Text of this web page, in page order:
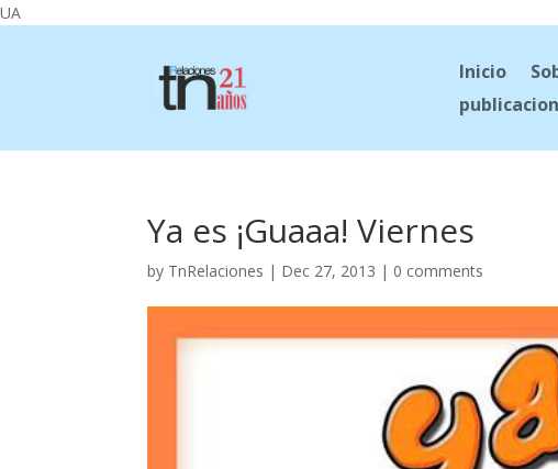
UA
Inicio
Ya es ¡Guaaa! Viernes
by TnRelaciones | Dec 27, 2013 | 0 comments